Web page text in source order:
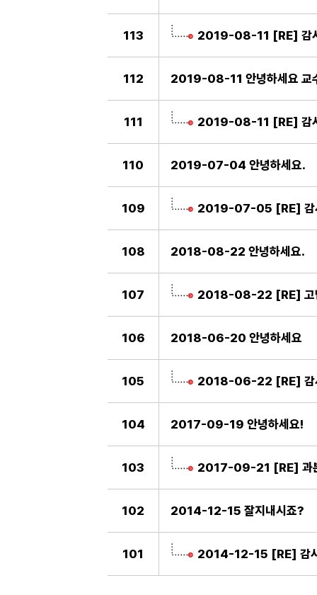
113 2019-08-11 [RE] 감사
112 2019-08-11 안녕하세요 교
111 2019-08-11 [RE] 감사
110 2019-07-04 안녕하세요.
109 2019-07-05 [RE] 감
108 2018-08-22 안녕하세요.
107 2018-08-22 [RE] 고
106 2018-06-20 안녕하세요
105 2018-06-22 [RE] 감
104 2017-09-19 안녕하세요!
103 2017-09-21 [RE] 과
102 2014-12-15 잘지내시죠?
101 2014-12-15 [RE] 감